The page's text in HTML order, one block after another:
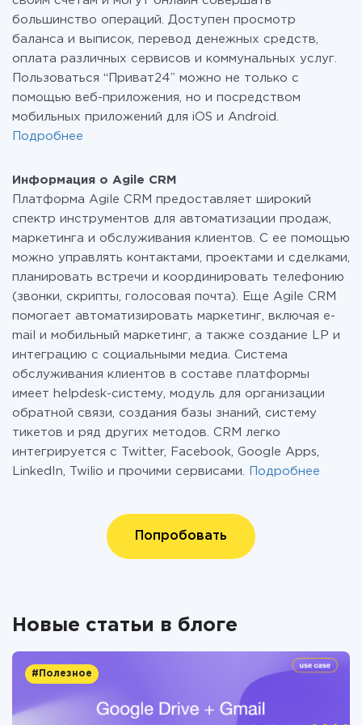
большинство операций. Доступен просмотр
баланса и выписок, перевод денежных средств,
оплата различных сервисов и коммунальных услуг.
Пользоваться “Приват24” можно не только с
помощью веб-приложения, но и посредством
мобильных приложений для iOS и Android.
Подробнее
Информация о Agile CRM
Платформа Agile CRM предоставляет широкий
спектр инструментов для автоматизации продаж,
маркетинга и обслуживания клиентов. С ее помощью
можно управлять контактами, проектами и сделками,
планировать встречи и координировать телефонию
(звонки, скрипты, голосовая почта). Еще Agile CRM
помогает автоматизировать маркетинг, включая e-
mail и мобильный маркетинг, а также создание LP и
интеграцию с социальными медиа. Система
обслуживания клиентов в составе платформы
имеет helpdesk-систему, модуль для организации
обратной связи, создания базы знаний, систему
тикетов и ряд других методов. CRM легко
интегрируется с Twitter, Facebook, Google Apps,
LinkedIn, Twilio и прочими сервисами.
Подробнее
Попробовать
Новые статьи в блоге
#Полезное